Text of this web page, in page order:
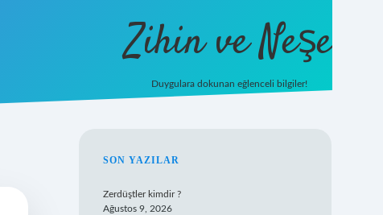
Zihin ve Neşe
Duygulara dokunan eğlenceli bilgiler!
SIDEBAR
SON YAZILAR
Zerdüştler kimdir ?
Ağustos 9, 2026